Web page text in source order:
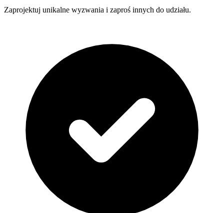
Zaprojektuj unikalne wyzwania i zaproś innych do udziału.